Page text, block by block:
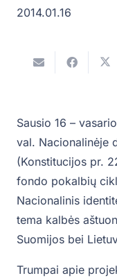
2014.01.16
Sausio 16 –
val. Nacionalinėje
(Konstitucijos pr.
fondo pokalbių
Nacionalinis
tema kalbės
Suomijos bei
Trumpai apie